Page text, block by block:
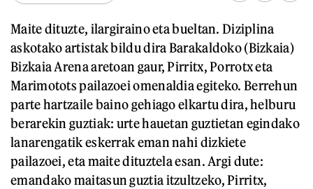
Maite dituzte, ilargiraino eta bueltan. Diziplina
askotako artistak bildu dira Barakaldoko (Bizkaia)
Bizkaia Arena aretoan gaur, Pirritx, Porrotx eta
Marimotots pailazoei omenaldia egiteko. Berrehun
parte hartzaile baino gehiago elkartu dira, helburu
berarekin guztiak: urte hauetan guztietan egindako
lanarengatik eskerrak eman nahi dizkiete
pailazoei, eta maite dituztela esan. Argi dute:
emandako maitasun guztia itzultzeko, Pirritx,